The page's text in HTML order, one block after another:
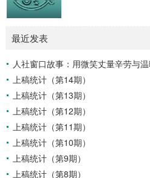
最近发表
人社窗口故事：用微笑丈量辛劳与
上稿统计（第14期）
上稿统计（第13期）
上稿统计（第12期）
上稿统计（第11期）
上稿统计（第10期）
上稿统计（第9期）
上稿统计（第8期）